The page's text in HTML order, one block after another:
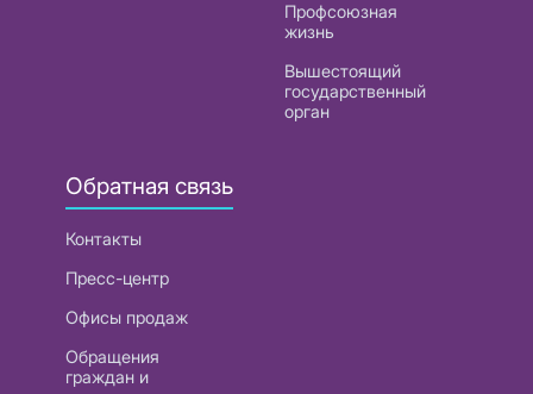
Профсоюзная
жизнь
Вышестоящий
государственный
орган
Обратная связь
Контакты
Пресс-центр
Офисы продаж
Обращения
граждан и